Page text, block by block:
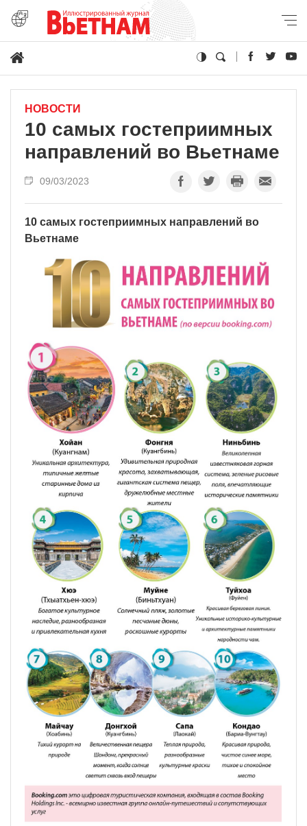
НОВОСТИ
10 самых гостеприимных
направлений во Вьетнаме
09/03/2023
10 самых гостеприимных направлений во
Вьетнаме